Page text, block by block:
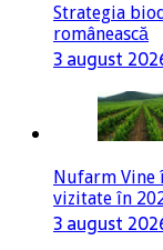
Strategia
românească
3 august
Nufarm Vine
vizitate în
3 august